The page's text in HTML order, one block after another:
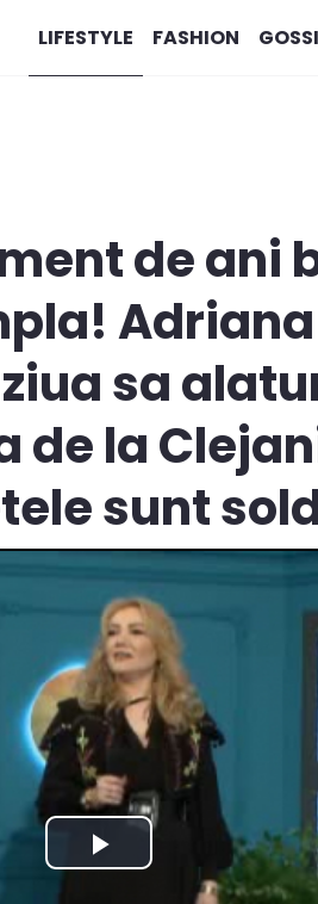
LIFESTYLE FASHION
de ani
sa
de la
sunt